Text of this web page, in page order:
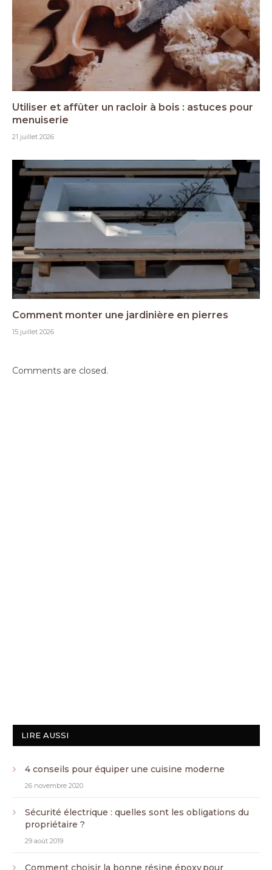
Utiliser et affûter un racloir à bois : astuces pour
menuiserie
21 juillet 2026
Comment monter une jardinière en pierres
15 juillet 2026
Comments are closed.
LIRE AUSSI
4 conseils pour équiper une cuisine moderne
26 novembre 2020
Sécurité électrique : quelles sont les obligations du
propriétaire ?
29 août 2019
Comment choisir la bonne résine époxy pour